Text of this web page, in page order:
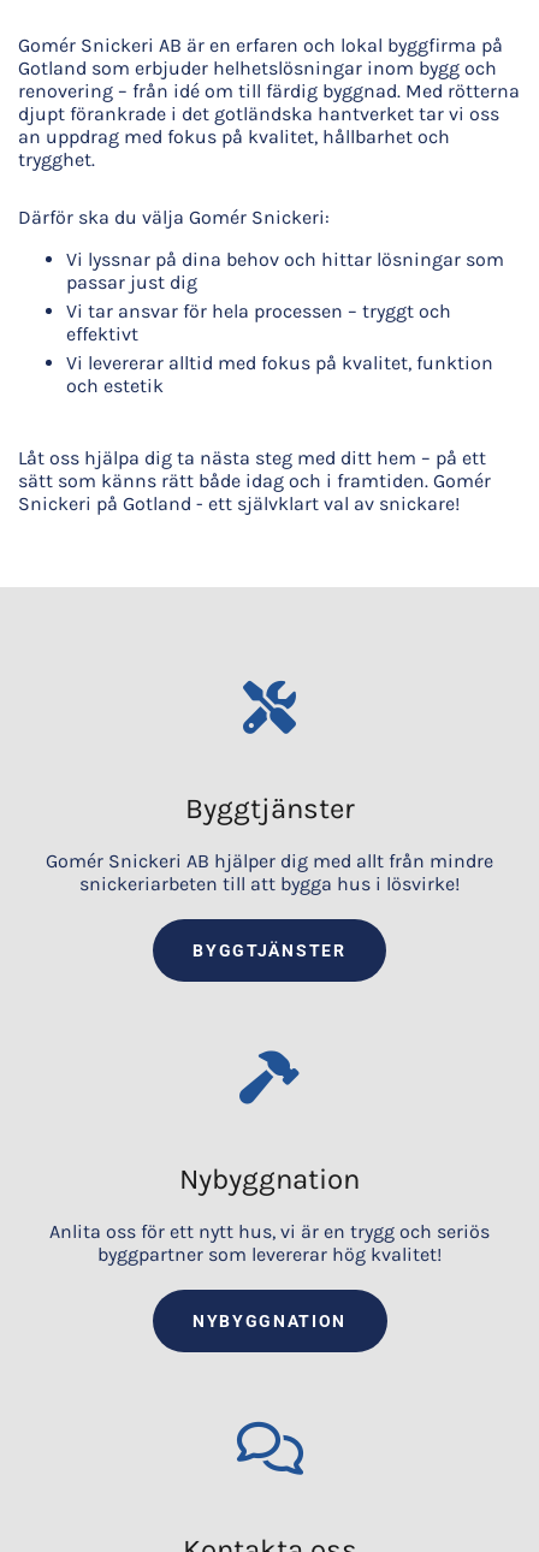
Gomér Snickeri AB är en erfaren och lokal byggfirma på
Gotland som erbjuder helhetslösningar inom bygg och
renovering – från idé om till färdig byggnad. Med rötterna
djupt förankrade i det gotländska hantverket tar vi oss
an uppdrag med fokus på kvalitet, hållbarhet och
trygghet.
Därför ska du välja Gomér Snickeri:
Vi lyssnar på dina behov och hittar lösningar som
passar just dig
Vi tar ansvar för hela processen – tryggt och
effektivt
Vi levererar alltid med fokus på kvalitet, funktion
och estetik
Låt oss hjälpa dig ta nästa steg med ditt hem – på ett
sätt som känns rätt både idag och i framtiden. Gomér
Snickeri på Gotland - ett självklart val av snickare!
Byggtjänster
Gomér Snickeri AB hjälper dig med allt från mindre
snickeriarbeten till att bygga hus i lösvirke!
BYGGTJÄNSTER
Nybyggnation
Anlita oss för ett nytt hus, vi är en trygg och seriös
byggpartner som levererar hög kvalitet!
NYBYGGNATION